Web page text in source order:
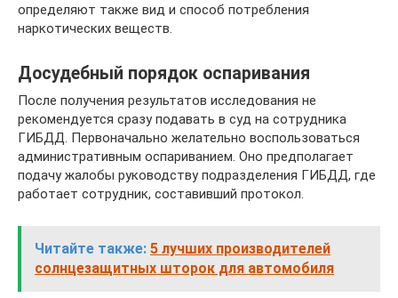
определяют также вид и способ потребления
наркотических веществ.
Досудебный порядок оспаривания
После получения результатов исследования не
рекомендуется сразу подавать в суд на сотрудника
ГИБДД. Первоначально желательно воспользоваться
административным оспариванием. Оно предполагает
подачу жалобы руководству подразделения ГИБДД, где
работает сотрудник, составивший протокол.
Читайте также: 5 лучших производителей
солнцезащитных шторок для автомобиля